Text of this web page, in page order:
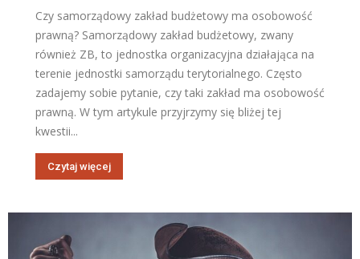
Czy samorządowy zakład budżetowy ma osobowość
prawną? Samorządowy zakład budżetowy, zwany
również ZB, to jednostka organizacyjna działająca na
terenie jednostki samorządu terytorialnego. Często
zadajemy sobie pytanie, czy taki zakład ma osobowość
prawną. W tym artykule przyjrzymy się bliżej tej
kwestii...
Czytaj więcej